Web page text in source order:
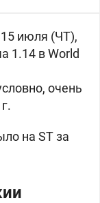
15 июля (ЧТ),
1.14 в World
очень
на ST за